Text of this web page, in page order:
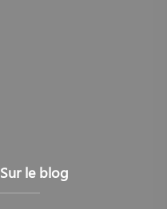
Sur le blog